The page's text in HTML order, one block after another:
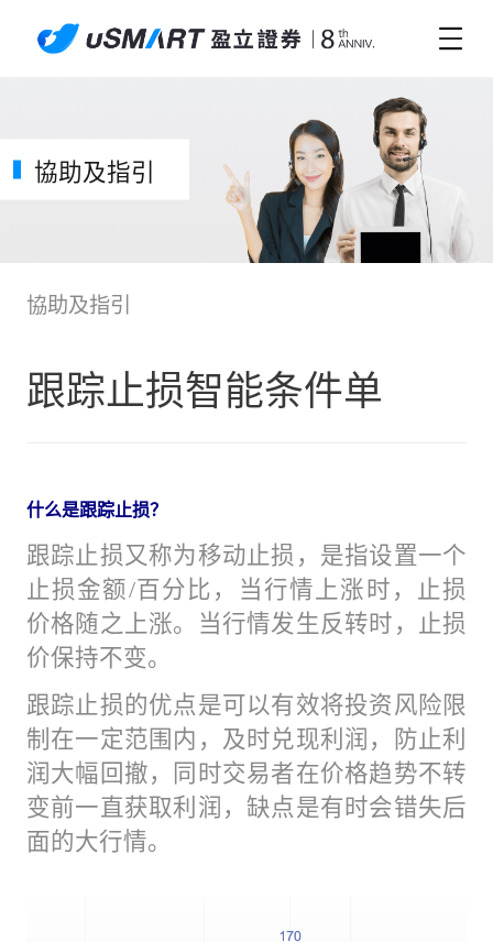
協助及指引
協助及指引
跟踪止损智能条件单
什么是跟踪止损？
跟踪止损又称为移动止损，是指设置一个
止损金额/百分比，当行情上涨时，止损
价格随之上涨。当行情发生反转时，止损
价保持不变。
跟踪止损的优点是可以有效将投资风险限
制在一定范围内，及时兑现利润，防止利
润大幅回撤，同时交易者在价格趋势不转
变前一直获取利润，缺点是有时会错失后
面的大行情。